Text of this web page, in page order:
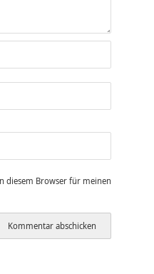
diesem Browser für meinen